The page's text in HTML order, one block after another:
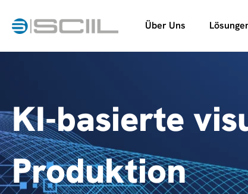
Über Uns
KI-basierte
Produktion